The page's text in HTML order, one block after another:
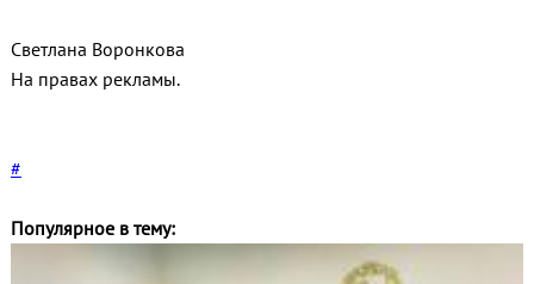
Светлана Воронкова
На правах рекламы.
#
Популярное в тему: